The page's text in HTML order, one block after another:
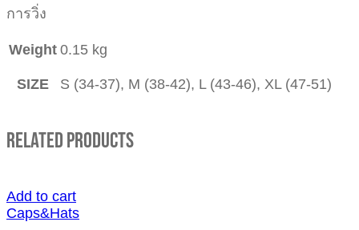
การวิ่ง
Weight 0.15 kg
SIZE S (34-37), M (38-42), L (43-46), XL (47-51)
Related Products
Add to cart
Caps&Hats